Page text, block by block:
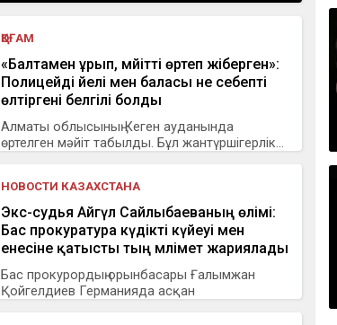
ҚОҒАМ
«Балтамен ұрып, мәйітті өртеп жіберген»:
Полицейді әйелі мен баласы не себепті
өлтіргені белгілі болды
Алматы облысының Кеген ауданында
өртелген мәйіт табылды. Бұл жантүршігерлік...
НОВОСТИ КАЗАХСТАНА
Экс-судья Айгүл Сайлыбаеваның өлімі:
Бас прокуратура күдікті күйеуі мен
енесіне қатысты тың мәлімет жариялады
Бас прокурордың орынбасары Ғалымжан
Қойгелдиев Германияда асқан